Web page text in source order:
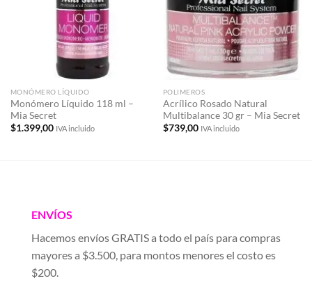
MONÓMERO LÍQUIDO
Monómero Líquido 118 ml –
Mia Secret
$1.399,00 IVA incluido
deseos
POLIMEROS
Acrílico Rosado Natural
Multibalance 30 gr – Mia Secret
$739,00 IVA incluido
ENVÍOS
Hacemos envíos GRATIS a todo el país para compras
mayores a $3.500, para montos menores el costo es
$200.